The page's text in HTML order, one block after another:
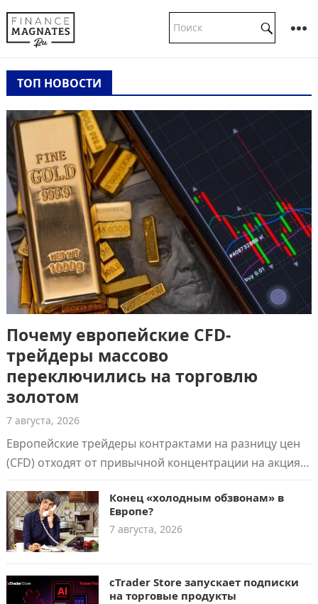
ТОП НОВОСТИ
Почему европейские CFD-
трейдеры массово
переключились на торговлю
золотом
7 августа, 2026
Европейские трейдеры контрактами на разницу цен
(CFD) отходят от привычной концентрации на акциях
Конец «холодным обзвонам» в
Европе?
7 августа, 2026
cTrader Store запускает подписки
на торговые продукты